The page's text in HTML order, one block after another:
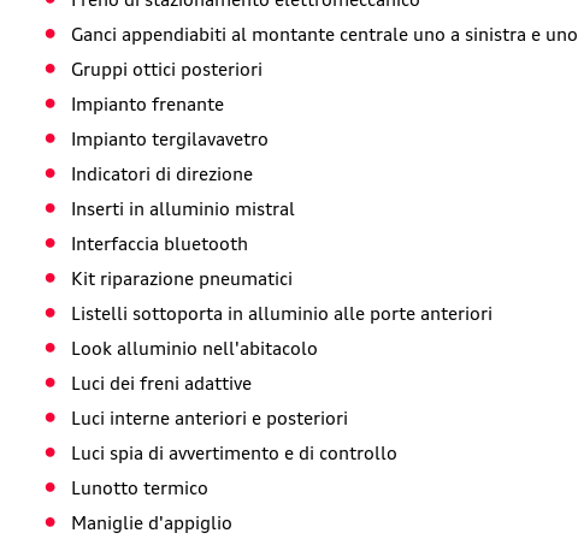
Ganci appendiabiti al montante centrale uno a sinistra e uno
Gruppi ottici posteriori
Impianto frenante
Impianto tergilavavetro
Indicatori di direzione
Inserti in alluminio mistral
Interfaccia bluetooth
Kit riparazione pneumatici
Listelli sottoporta in alluminio alle porte anteriori
Look alluminio nell'abitacolo
Luci dei freni adattive
Luci interne anteriori e posteriori
Luci spia di avvertimento e di controllo
Lunotto termico
Maniglie d'appiglio